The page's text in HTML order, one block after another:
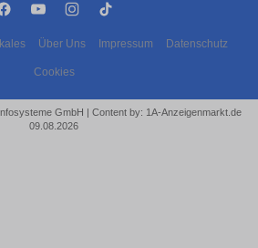
Über Uns Impressum Datenschutz
Cookies
GmbH | Content by: 1A-Anzeigenmarkt.de
09.08.2026